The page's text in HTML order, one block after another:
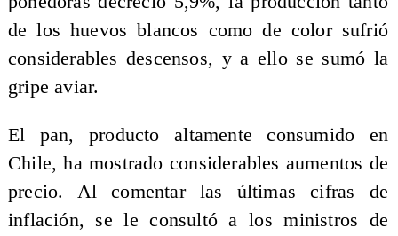
de los huevos blancos como de color sufrió
considerables descensos, y a ello se sumó la
gripe aviar.
El pan, producto altamente consumido en
Chile, ha mostrado considerables aumentos de
precio. Al comentar las últimas cifras de
inflación, se le consultó a los ministros de